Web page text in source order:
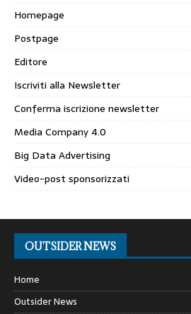
Homepage
Postpage
Editore
Iscriviti alla Newsletter
Conferma iscrizione newsletter
Media Company 4.0
Big Data Advertising
Video-post sponsorizzati
OUTSIDER NEWS
Home
Outsider News